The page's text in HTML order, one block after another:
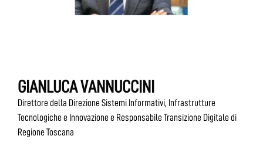
GIANLUCA VANNUCCINI
Direttore della Direzione Sistemi Informativi, Infrastrutture
Tecnologiche e Innovazione e Responsabile Transizione Digitale di
Regione Toscana